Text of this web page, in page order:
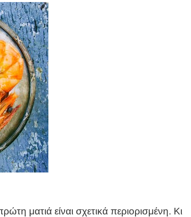
ματιά είναι σχετικά περιορισμένη. Κι